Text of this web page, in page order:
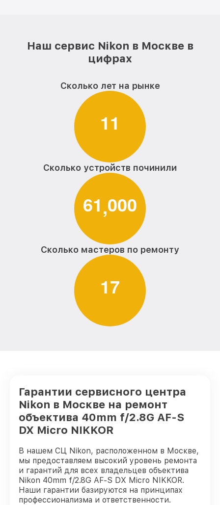
Наш сервис Nikon в Москве в
цифрах
Сколько лет на рынке
11
Сколько устройств починили
61,000
Сколько мастеров по ремонту
17
Гарантии сервисного центра
Nikon в Москве на ремонт
объектива 40mm f/2.8G AF-S
DX Micro NIKKOR
В нашем СЦ Nikon, расположенном в Москве,
мы предоставляем высокий уровень ремонта
и гарантий для всех владельцев объектива
Nikon 40mm f/2.8G AF-S DX Micro NIKKOR.
Наши гарантии базируются на принципах
профессионализма и ответственности.